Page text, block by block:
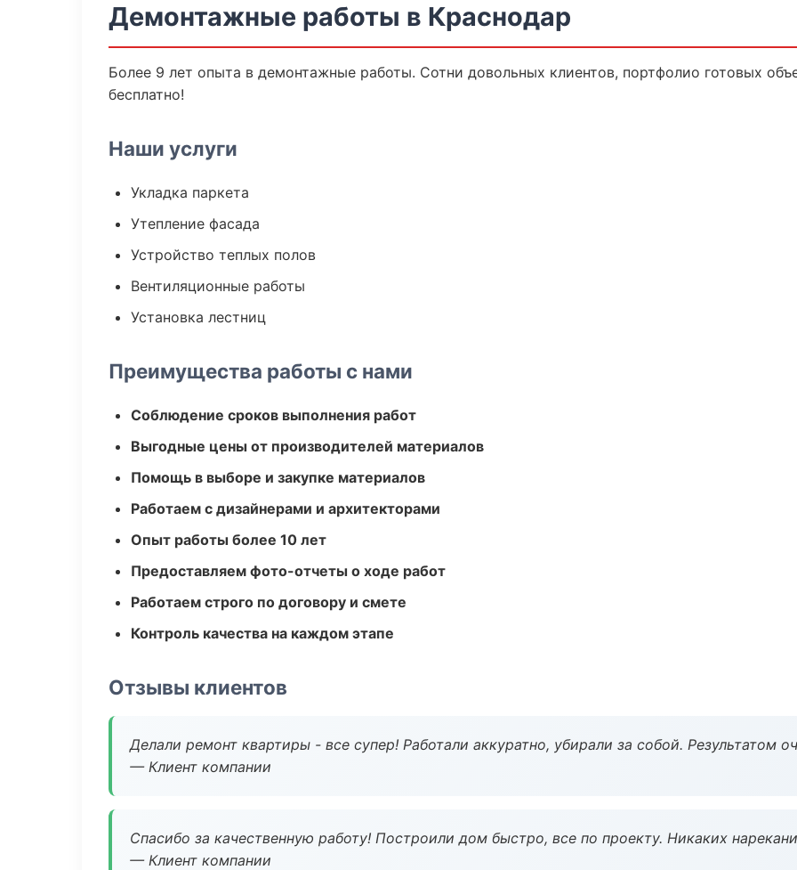
Демонтажные работы в Краснодар
Более 9 лет опыта в демонтажные работы. Сотни довольных клиентов, портфолио готовых
бесплатно!
Наши услуги
Укладка паркета
Утепление фасада
Устройство теплых полов
Вентиляционные работы
Установка лестниц
Преимущества работы с нами
Соблюдение сроков выполнения работ
Выгодные цены от производителей материалов
Помощь в выборе и закупке материалов
Работаем с дизайнерами и архитекторами
Опыт работы более 10 лет
Предоставляем фото-отчеты о ходе работ
Работаем строго по договору и смете
Контроль качества на каждом этапе
Отзывы клиентов
Делали ремонт квартиры - все супер! Работали аккуратно, убирали за собой. Результатом
— Клиент компании
Спасибо за качественную работу! Построили дом быстро, все по проекту. Никаких
— Клиент компании